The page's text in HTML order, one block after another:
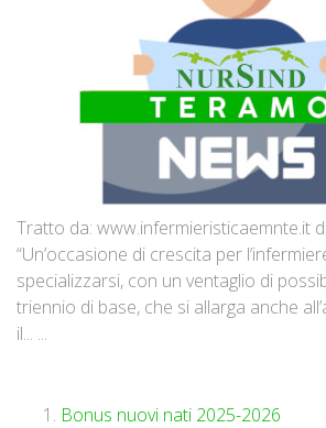
Tratto da: www.infermieristicaemnte.it
“Un’occasione di crescita per
specializzarsi, con un ventaglio di
triennio di base, che si allarga anche
il... ...
Bonus nuovi nati 2025-2026